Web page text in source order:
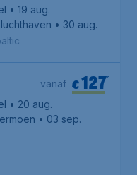
• 19 aug.
• 30 aug.
€127*
vanaf
• 20 aug.
• 03 sep.